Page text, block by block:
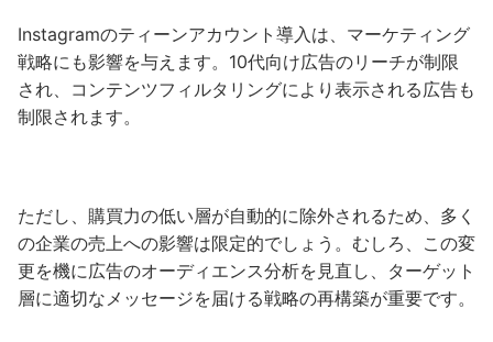
Instagramのティーンアカウント導入は、マーケティング
戦略にも影響を与えます。10代向け広告のリーチが制限
され、コンテンツフィルタリングにより表示される広告も
制限されます。
ただし、購買力の低い層が自動的に除外されるため、多く
の企業の売上への影響は限定的でしょう。むしろ、この変
更を機に広告のオーディエンス分析を見直し、ターゲット
層に適切なメッセージを届ける戦略の再構築が重要です。